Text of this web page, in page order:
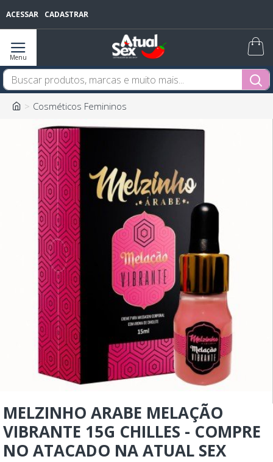
ACESSAR CADASTRAR
Cosméticos Femininos
MELZINHO ARABE MELAÇÃO
VIBRANTE 15G CHILLES - COMPRE
NO ATACADO NA ATUAL SEX